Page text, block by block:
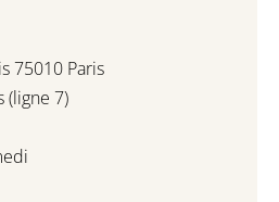
75010 Paris
(ligne 7)